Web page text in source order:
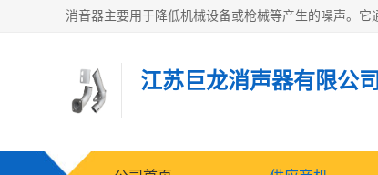
江苏巨龙消声器有限公司